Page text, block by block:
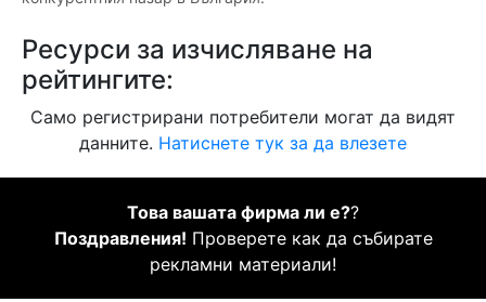
Ресурси за изчисляване на
рейтингите:
Само регистрирани потребители могат да видят
данните. Натиснете тук за да влезете
Това вашата фирма ли е??
Поздравления! Проверете как да събирате
рекламни материали!